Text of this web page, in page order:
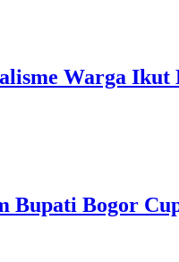
Warga Ikut
Bogor